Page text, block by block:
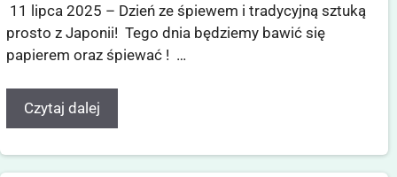
11 lipca 2025 – Dzień ze śpiewem i tradycyjną sztuką
prosto z Japonii! Tego dnia będziemy bawić się
papierem oraz śpiewać ! …
Czytaj dalej